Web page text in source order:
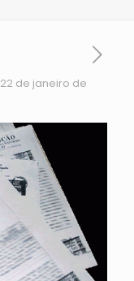
22 de janeiro de